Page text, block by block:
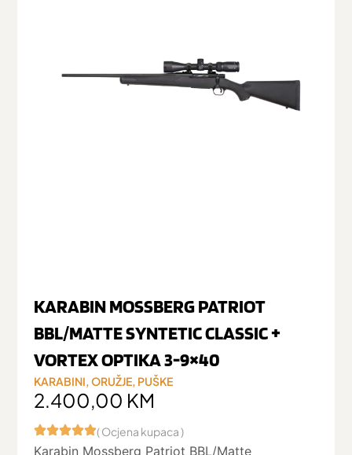
KARABIN MOSSBERG PATRIOT
BBL/MATTE SYNTETIC CLASSIC +
VORTEX OPTIKA 3-9×40
KARABINI,ORUŽJE, PUŠKE
2.400,00 KM
( Ocjena kupaca )
Karabin Mossberg Patriot BBL/Matte